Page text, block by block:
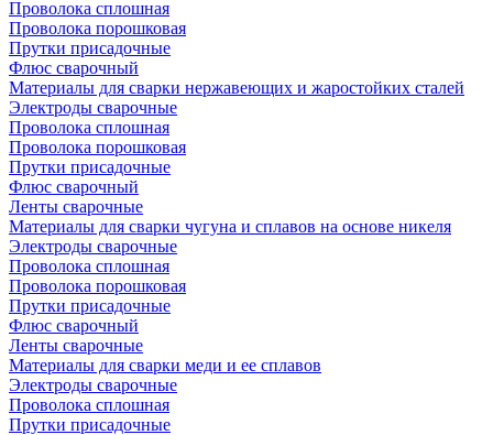
Проволока сплошная
Проволока порошковая
Прутки присадочные
Флюс сварочный
Материалы для сварки нержавеющих и жаростойких сталей
Электроды сварочные
Проволока сплошная
Проволока порошковая
Прутки присадочные
Флюс сварочный
Ленты сварочные
Материалы для сварки чугуна и сплавов на основе никеля
Электроды сварочные
Проволока сплошная
Проволока порошковая
Прутки присадочные
Флюс сварочный
Ленты сварочные
Материалы для сварки меди и ее сплавов
Электроды сварочные
Проволока сплошная
Прутки присадочные